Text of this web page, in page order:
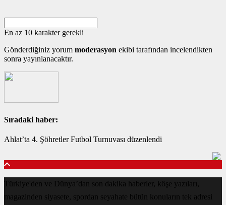
En az 10 karakter gerekli
Gönderdiğiniz yorum moderasyon ekibi tarafından incelendikten
sonra yayınlanacaktır.
Sıradaki haber:
Ahlat’ta 4. Şöhretler Futbol Turnuvası düzenlendi
Türkiye'den ve Dünya’dan son dakika haberler, köşe yazıları,
magazinden siyasete, spordan seyahate bütün konuların tek adresi